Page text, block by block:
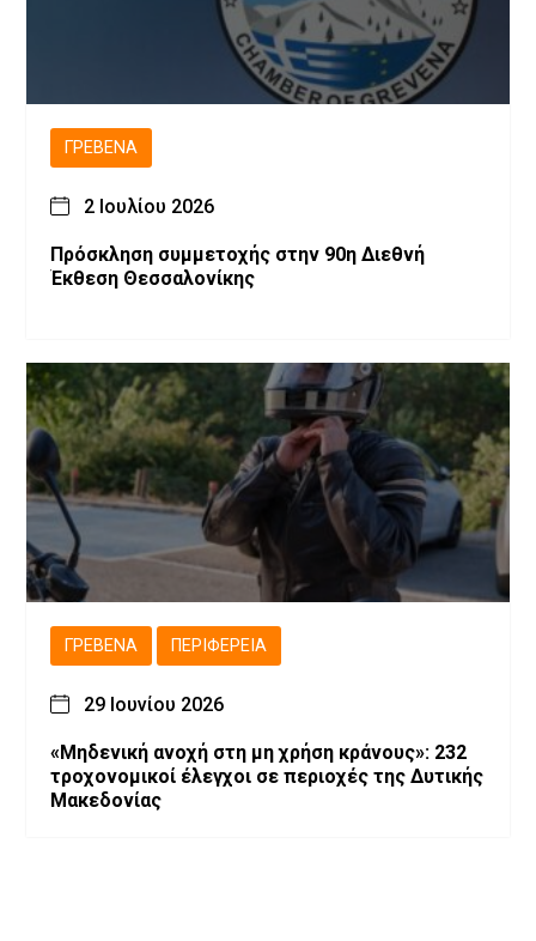
ΓΡΕΒΕΝΆ
2 Ιουλίου 2026
Πρόσκληση συμμετοχής στην 90η Διεθνή
Έκθεση Θεσσαλονίκης
ΓΡΕΒΕΝΆ ΠΕΡΙΦΈΡΕΙΑ
29 Ιουνίου 2026
«Μηδενική ανοχή στη μη χρήση κράνους»: 232
τροχονομικοί έλεγχοι σε περιοχές της Δυτικής
Μακεδονίας